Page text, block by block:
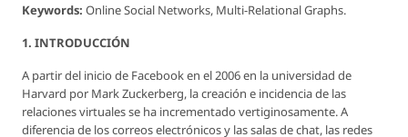
Keywords: Online Social Networks, Multi-Relational Graphs.
1. INTRODUCCIÓN
A partir del inicio de Facebook en el 2006 en la universidad de
Harvard por Mark Zuckerberg, la creación e incidencia de las
relaciones virtuales se ha incrementado vertiginosamente. A
diferencia de los correos electrónicos y las salas de chat, las redes